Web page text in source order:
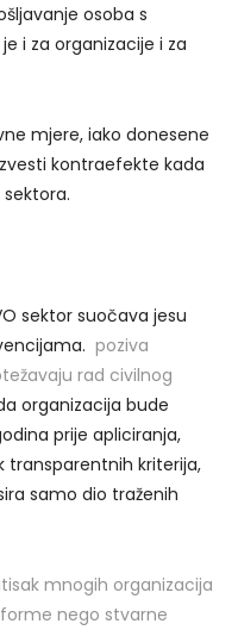
osoba s
i za organizacije i za
mjere, iako donesene
kontraefekte kada
sektor suočava jesu
poziva
rad civilnog
organizacija bude
prije apliciranja,
transparentnih kriterija,
samo dio traženih
mnogih organizacija
nego stvarne